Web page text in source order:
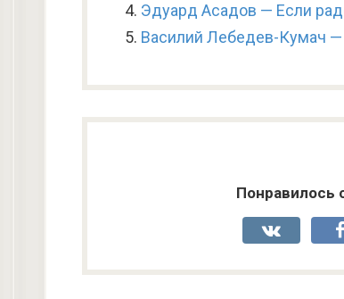
Эдуард Асадов — Если
Василий Лебедев-Кумач
Понравилось